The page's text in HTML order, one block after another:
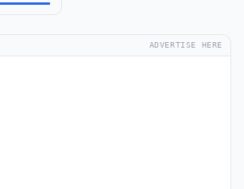
ADVERTISE HERE